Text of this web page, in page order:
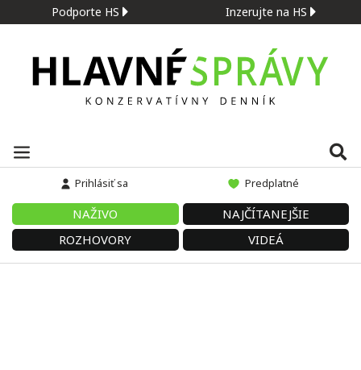
Podporte HS Inzerujte na HS
Prihlásiť sa Predplatné
NAŽIVO
NAJČÍTANEJŠIE
ROZHOVORY
VIDEÁ